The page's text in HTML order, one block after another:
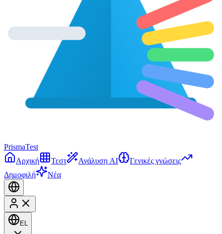
PrismaTest
Αρχική
Τεστ Ανάλυση AI
Γενικές γνώσεις
Δημοφιλή
Νέα
EL